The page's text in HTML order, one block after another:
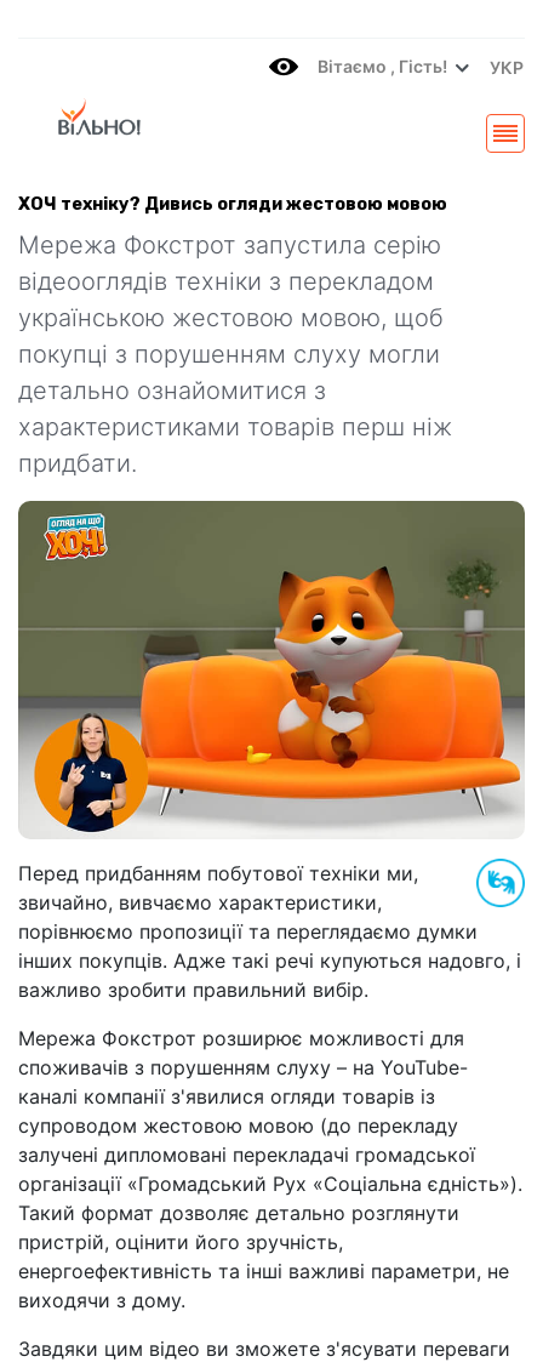
Вітаємo , Гість! УКР
ХОЧ техніку? Дивись огляди жестовою мовою
Мережа Фокстрот запустила серію
відеооглядів техніки з перекладом
українською жестовою мовою, щоб
покупці з порушенням слуху могли
детально ознайомитися з
характеристиками товарів перш ніж
придбати.
Перед придбанням побутової техніки ми,
звичайно, вивчаємо характеристики,
порівнюємо пропозиції та переглядаємо думки
інших покупців. Адже такі речі купуються надовго, і
важливо зробити правильний вибір.
Мережа Фокстрот розширює можливості для
споживачів з порушенням слуху – на YouTube-
каналі компанії з'явилися огляди товарів із
супроводом жестовою мовою (до перекладу
залучені дипломовані перекладачі громадської
організації «Громадський Рух «Соціальна єдність»).
Такий формат дозволяє детально розглянути
пристрій, оцінити його зручність,
енергоефективність та інші важливі параметри, не
виходячи з дому.
Завдяки цим відео ви зможете з'ясувати переваги